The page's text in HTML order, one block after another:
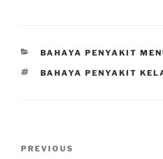
CATEGORIES
BAHAYA PENYAKIT
TAGS
BAHAYA PENYAKIT
Previous
PREVIOUS